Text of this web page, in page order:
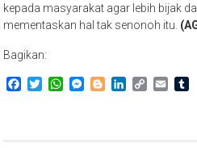
kepada masyarakat agar lebih bijak
mementaskan hal tak senonoh itu.
Bagikan:
Facebook
TwitterWhatsApp
Messenger
BloggerLinkedIn
CopyEmail